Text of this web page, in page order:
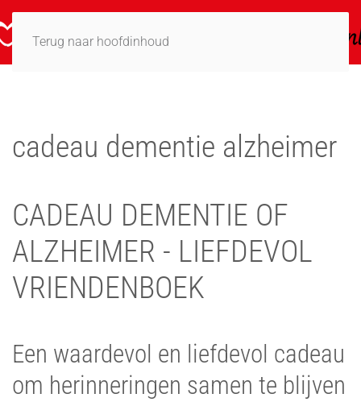
Terug naar hoofdinhoud
cadeau dementie alzheimer
CADEAU DEMENTIE OF
ALZHEIMER - LIEFDEVOL
VRIENDENBOEK
Een waardevol en liefdevol cadeau
om herinneringen samen te blijven